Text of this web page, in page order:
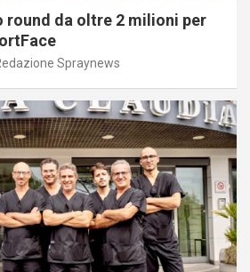
round da oltre 2 milioni per
Spraynews